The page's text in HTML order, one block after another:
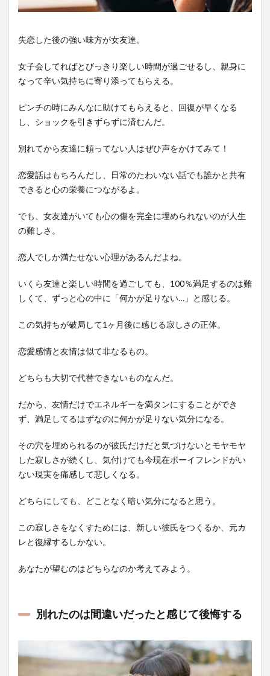
失恋した後の強い味方が女友達。
女子会してればとびっきり楽しい時間が過ごせるし、親身に
なって辛い気持ちに寄り添ってもらえる。
ピンチの時にみんなに助けてもらえると、回復が早くなる
し、ショックを引きずらずに済むんだ。
別れてから友達に頼ってない人はぜひ声をかけてみて！
恋愛話はもちろんだし、日常のたわいない話でも誰かと共有
できると心の栄養につながるよ。
でも、女友達がいても心の傷を完全に埋められないのが人生
の難しさ。
恋人でしか満たせない心理があるんだよね。
いくら友達と楽しい時間を過ごしても、100％満足するのは難
しくて、ずっと心の中に「何かが足りない…」と感じる。
この気持ちが破局して1ヶ月後に感じる寂しさの正体。
恋愛感情と友情は似て非なるもの。
どちらも大切で代替できないものなんだ。
だから、友情だけでエネルギーを満タンにすることができ
ず、満足してるはずなのに何かが足りない気分になる。
その穴を埋められるのが彼氏だけだと気づけないとモヤモヤ
した寂しさが続くし、気付けても今現在ボーイフレンドがい
ない現実を痛感して悲しくなる。
どちらにしても、どことなく暗い気分になると思う。
この寂しさをなくすためには、新しい彼氏をつくるか、元カ
レと復縁するしかない。
あなたが望むのはどちらなのか考えてみよう。
別れたのは間違いだったと感じて後悔する